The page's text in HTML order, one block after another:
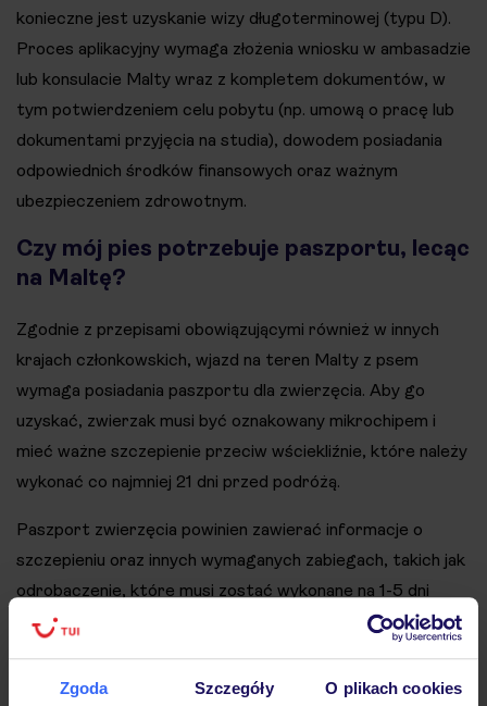
Zgoda Szczegóły O plikach cookies
konieczne jest uzyskanie wizy długoterminowej (typu D).
Proces aplikacyjny wymaga złożenia wniosku w ambasadzie
lub konsulacie Malty wraz z kompletem dokumentów, w
tym potwierdzeniem celu pobytu (np. umową o pracę lub
dokumentami przyjęcia na studia), dowodem posiadania
odpowiednich środków finansowych oraz ważnym
ubezpieczeniem zdrowotnym.
Czy mój pies potrzebuje paszportu, lecąc
na Maltę?
Zgodnie z przepisami obowiązującymi również w innych
krajach członkowskich, wjazd na teren Malty z psem
wymaga posiadania paszportu dla zwierzęcia. Aby go
uzyskać, zwierzak musi być oznakowany mikrochipem i
mieć ważne szczepienie przeciw wściekliźnie, które należy
wykonać co najmniej 21 dni przed podróżą.
Paszport zwierzęcia powinien zawierać informacje o
szczepieniu oraz innych wymaganych zabiegach, takich jak
odrobaczenie, które musi zostać wykonane na 1-5 dni
przed wjazdem na Maltę. Co ważne – paszporty wydają
Jak przygotować się do wyjazdu na